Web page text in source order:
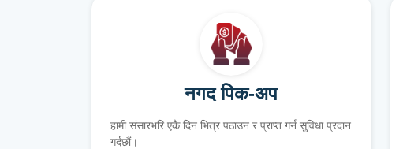
नगद पिक-अप
हामी संसारभरि एकै दिन भित्र पठाउन र प्राप्त गर्न सुविधा प्रदान
गर्दछौं।